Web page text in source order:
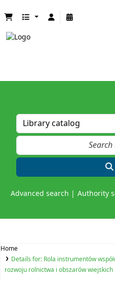
Advanced search Authority
Home
Details for: Rola instrumentów
rozwoju rolnictwa i obszarów wiejskich